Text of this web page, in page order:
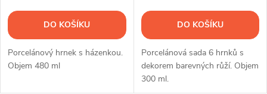
DO KOŠÍKU
Porcelánový hrnek s házenkou.
Objem 480 ml
DO KOŠÍKU
Porcelánová sada 6 hrnků s
dekorem barevných růží. Objem
300 ml.